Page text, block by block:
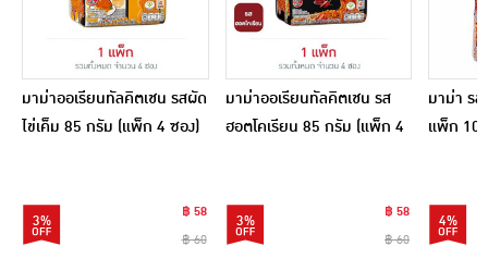
มาม่าออเรียนทัลคิตเชน รสผัด
ไข่เค็ม 85 กรัม (แพ็ก 4 ซอง)
3%
฿ 58
฿ 60
มาม่าออเรียนทัลคิตเชน รส
ฮอตโคเรียน 85 กรัม (แพ็ก 4
3%
฿ 58
฿ 60
มาม่า ร
แพ็ก 10
4%